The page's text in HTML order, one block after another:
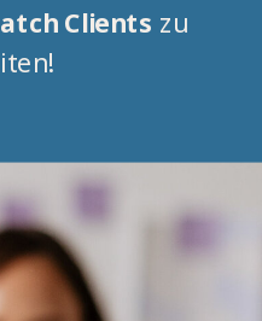
Clients zu